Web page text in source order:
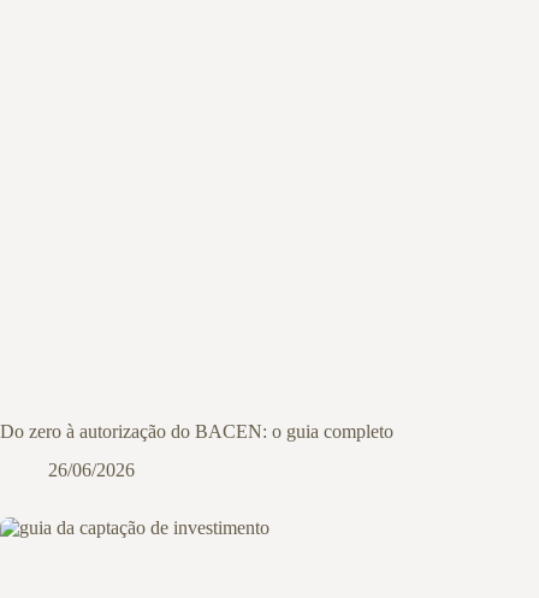
Do zero à autorização do BACEN: o guia completo
26/06/2026